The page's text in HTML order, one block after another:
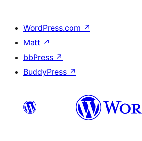
WordPress.com ↗
Matt ↗
bbPress ↗
BuddyPress ↗